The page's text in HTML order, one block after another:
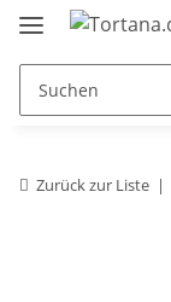
Zurück zur Liste